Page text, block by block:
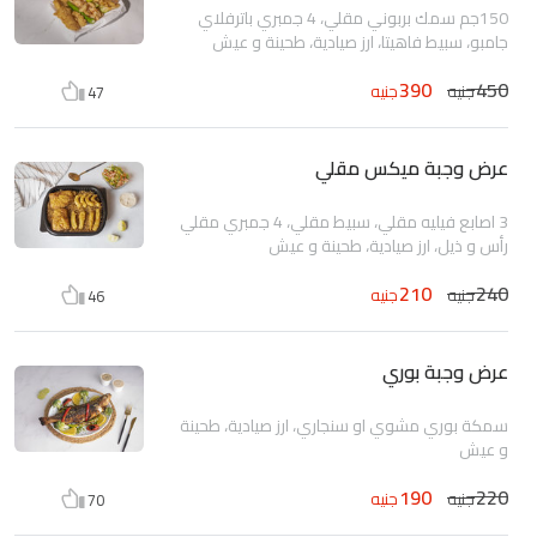
150جم سمك بربوني مقلي، 4 جمبري باترفلاي
جامبو، سبيط فاهيتا، ارز صيادية، طحينة و عيش
450جنيه 390جنيه 47
عرض وجبة ميكس مقلي
3 اصابع فيليه مقلي، سبيط مقلي، 4 جمبري مقلي
رأس و ذيل، ارز صيادية، طحينة و عيش
240جنيه 210جنيه 46
عرض وجبة بوري
سمكة بوري مشوي او سنجاري، ارز صيادية، طحينة
و عيش
220جنيه 190جنيه 70